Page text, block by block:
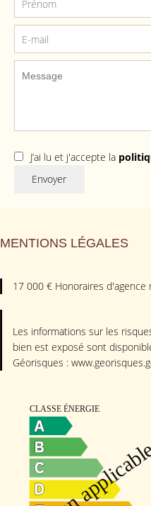
J’ai lu et j'accepte la
Envoyer
MENTIONS LÉGALES
17 000 € Honoraires d'agence
Les informations sur les
bien est exposé sont
Géorisques :